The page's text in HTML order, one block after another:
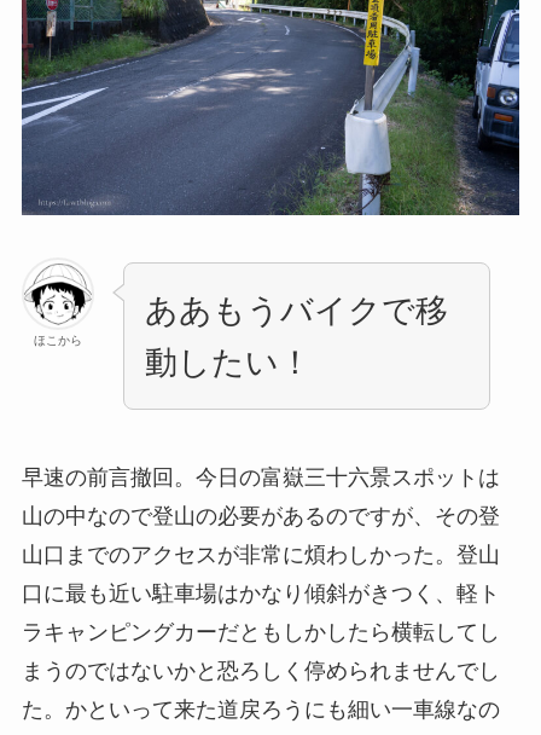
ほこから
ああもうバイクで移
動したい！
早速の前言撤回。今日の富嶽三十六景スポットは
山の中なので登山の必要があるのですが、その登
山口までのアクセスが非常に煩わしかった。登山
口に最も近い駐車場はかなり傾斜がきつく、軽ト
ラキャンピングカーだともしかしたら横転してし
まうのではないかと恐ろしく停められませんでし
た。かといって来た道戻ろうにも細い一車線なの